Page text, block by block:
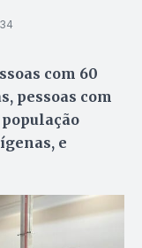
com 60
pessoas com
e